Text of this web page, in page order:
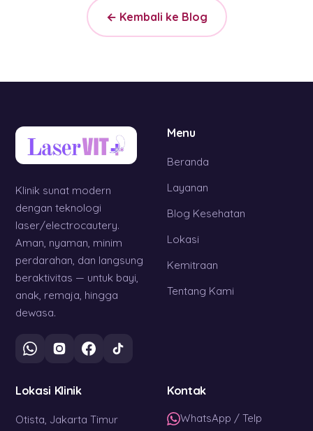
← Kembali ke Blog
Klinik sunat modern
dengan teknologi
laser/electrocautery.
Aman, nyaman, minim
perdarahan, dan langsung
beraktivitas — untuk bayi,
anak, remaja, hingga
dewasa.
Menu
Beranda
Layanan
Blog Kesehatan
Lokasi
Kemitraan
Tentang Kami
Lokasi Klinik
Otista, Jakarta Timur
Kontak
WhatsApp / Telp